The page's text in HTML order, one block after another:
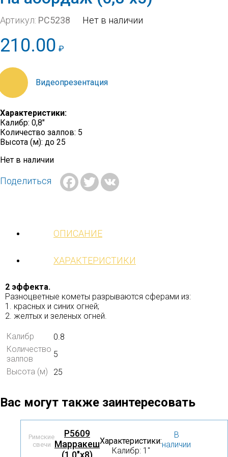
Артикул: РС5238 Нет в наличии
210.00 ₽
youtu.be/LsMZhbCmeeU
Характеристики:
Калибр: 0,8″
Количество залпов: 5
Высота (м): до 25
Нет в наличии
Поделиться Facebook
Twitter
ОПИСАНИЕ
ХАРАКТЕРИСТИКИ
2 эффекта.
Разноцветные кометы разрываются сферами из:
1. красных и синих огней;
2. желтых и зеленых огней.
Калибр
0.8
Количество
залпов
5
Высота (м)
25
Вас могут также заинтересовать
Римские
свечи
Р5609
Марракеш
(1,0"х8)
Характеристики:
Калибр: 1″
В
наличии